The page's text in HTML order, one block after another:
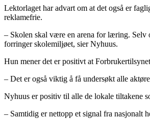
Lektorlaget har advart om at det også er
reklamefrie.
– Skolen skal være en arena for læring. Selv
forringer skolemiljøet, sier Nyhuus.
Hun mener det er positivt at
– Det er også viktig å få undersøkt alle
Nyhuus er positiv til alle de lokale tiltakene
– Samtidig er nettopp et signal fra nasjonalt